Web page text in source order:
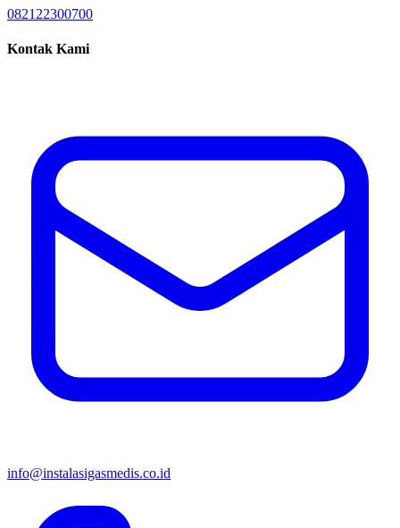
082122300700
Kontak Kami
info@instalasigasmedis.co.id